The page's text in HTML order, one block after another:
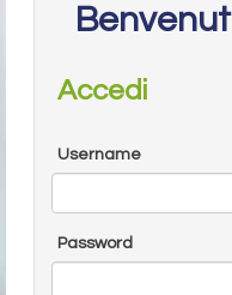
Accedi
Username
Password